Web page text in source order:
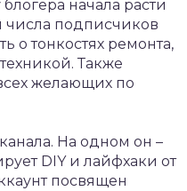
начала расти
числа подписчиков
о тонкостях ремонта,
Также
желающих по
На одном он –
DIY и лайфхаки от
посвящен